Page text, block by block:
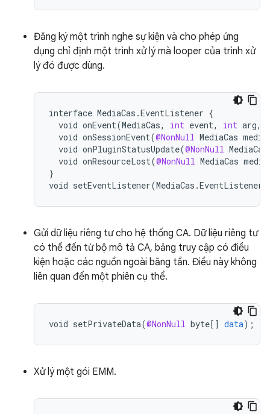
Đăng ký một trình nghe sự kiện và cho phép ứng
dụng chỉ định một trình xử lý mà looper của trình xử
lý đó được dùng.
interface MediaCas .EventListener {
void onEvent(MediaCas, int event, int arg,
void onSessionEvent(@NonNull MediaCas
void onPluginStatusUpdate(@NonNull MediaCas
void onResourceLost(@NonNull MediaCas
}
void setEventListener(MediaCas .EventListener
Gửi dữ liệu riêng tư cho hệ thống CA. Dữ liệu riêng tư
có thể đến từ bộ mô tả CA, bảng truy cập có điều
kiện hoặc các nguồn ngoài băng tần. Điều này không
liên quan đến một phiên cụ thể.
void setPrivateData(@NonNull byte[] data);
Xử lý một gói EMM.